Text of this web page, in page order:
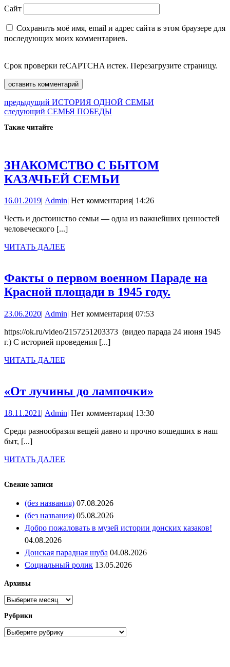
Сайт
Сохранить моё имя, email и адрес сайта в этом браузере для
последующих моих комментариев.
Срок проверки reCAPTCHA истек. Перезагрузите страницу.
Навигация
по
записям
предыдущий Предыдущая
запись:
ИСТОРИЯ ОДНОЙ СЕМЬИ
следующий Следующая
СЕМЬЯ ПОБЕДЫ
Также читайте
ЗНАКОМСТВО С БЫТОМ
КАЗАЧЬЕЙ СЕМЬИЗНАКОМСТВО
БЫТОМ
КАЗАЧЬЕЙ
16.01.201916.01.2019
| AdminAdmin
| Нет комментария| 14:26
Честь и достоинство семьи — одна из важнейших ценностей
человеческого [...]
ЧИТАТЬ ДАЛЕЕ
Факты о первом военном Параде на
Красной площади в 1945 году.
военном
году.
23.06.202023.06.2020
| AdminAdmin
| Нет комментария| 07:53
https://ok.ru/video/2157251203373 (видео парада 24 июня 1945
г.) С историей проведения [...]
ЧИТАТЬ ДАЛЕЕ
«От лучины до лампочки»
до
лампочки»
18.11.2021 18.11.2021
| AdminAdmin
| Нет комментария| 13:30
Среди разнообразия вещей давно и прочно вошедших в наш
быт, [...]
ЧИТАТЬ ДАЛЕЕ
Свежие записи
(без названия) 07.08.2026
(без названия) 05.08.2026
Добро пожаловать в музей истории донских казаков!
04.08.2026
Донская парадная шуба 04.08.2026
Социальный ролик 13.05.2026
Архивы
Архивы
Рубрики
Рубрики